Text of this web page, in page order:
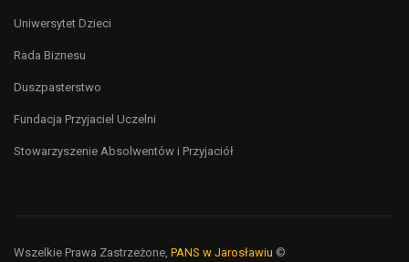
Uniwersytet Dzieci
Rada Biznesu
Duszpasterstwo
Fundacja Przyjaciel Uczelni
Stowarzyszenie Absolwentów i Przyjaciół
Wszelkie Prawa Zastrzeżone, PANS w Jarosławiu ©